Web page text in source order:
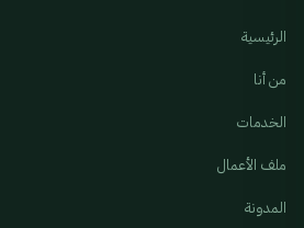
الرئيسية
من أنا
الخدمات
ملف الأعمال
المدونة